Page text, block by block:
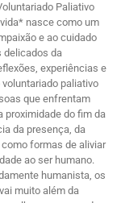
Paliativo
nasce como um
e ao cuidado
delicados da
experiências e
paliativo
que enfrentam
proximidade do fim da
da presença, da
formas de aliviar
ao ser humano.
humanista, os
muito além da